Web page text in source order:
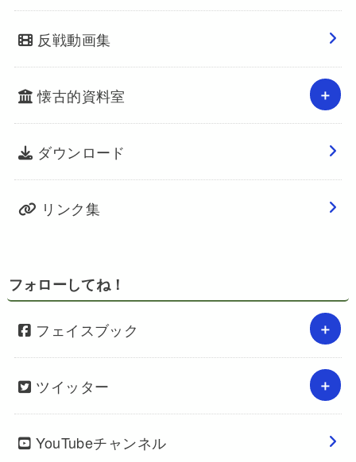
反戦動画集
懐古的資料室
ダウンロード
リンク集
フォローしてね！
フェイスブック
ツイッター
YouTubeチャンネル